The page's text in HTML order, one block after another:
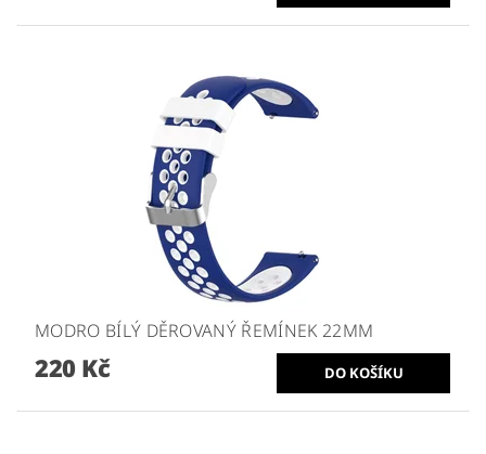
MODRO BÍLÝ DĚROVANÝ ŘEMÍNEK 22MM
220 Kč